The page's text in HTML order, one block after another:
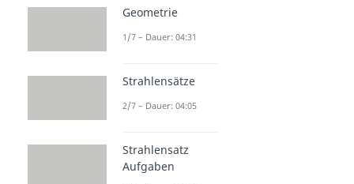
Geometrie
1/7 – Dauer: 04:31
Strahlensätze
2/7 – Dauer: 04:05
Strahlensatz
Aufgaben